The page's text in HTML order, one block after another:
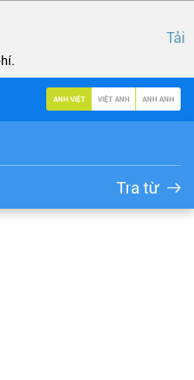
Tải
ANH VIỆT VIỆT ANH ANH ANH
Tra từ